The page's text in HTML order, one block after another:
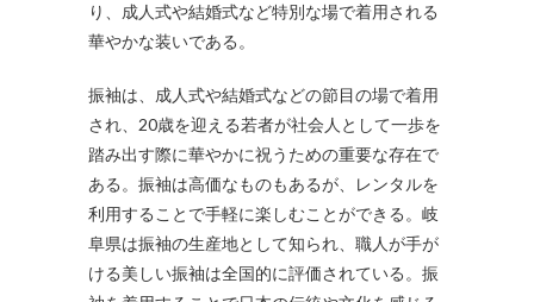
り、成人式や結婚式など特別な場で着用される
華やかな装いである。
振袖は、成人式や結婚式などの節目の場で着用
され、20歳を迎える若者が社会人として一歩を
踏み出す際に華やかに祝うための重要な存在で
ある。振袖は高価なものもあるが、レンタルを
利用することで手軽に楽しむことができる。岐
阜県は振袖の生産地として知られ、職人が手が
ける美しい振袖は全国的に評価されている。振